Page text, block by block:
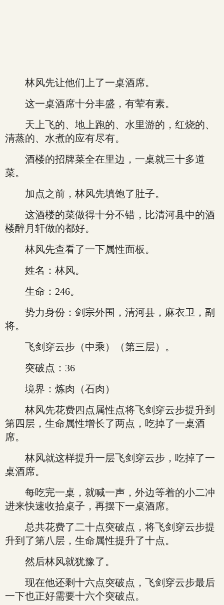
林风先让他们上了一桌酒席。
这一桌酒席十分丰盛，有荤有素。
天上飞的、地上跑的、水里游的，红烧的、
清蒸的、水煮的应有尽有。
酒楼的招牌菜全在里边，一桌就三十多道
菜。
加点之前，林风先填饱了肚子。
这酒楼的菜做得十分不错，比清河县中的酒
楼醉月轩做的都好。
林风先查看了一下属性面板。
姓名：林风。
生命：246。
势力身份：剑宗外围，清河县，麻衣卫，副
将。
飞剑穿云步（中乘）（第三层）。
突破点：36
境界：炼肉（石肉）
林风先花费四点属性点将飞剑穿云步提升到
第四层，生命属性增长了两点，吃掉了一桌酒
席。
林风就这样提升一层飞剑穿云步，吃掉了一
桌酒席。
每吃完一桌，就喊一声，外边等着的小二冲
进来快速收拾桌子，再摆下一桌酒席。
总共花费了二十点突破点，将飞剑穿云步提
升到了第八层，生命属性提升了十点。
然后林风就犹豫了。
现在他还剩十六点突破点，飞剑穿云步最后
一下也正好需要十六个突破点。